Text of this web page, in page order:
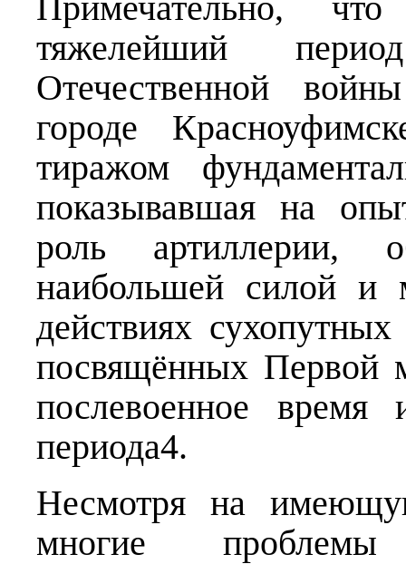
тяжелейший
Отечественной
городе
тиражом
показывавшая на
роль артиллерии,
наибольшей силой и
действиях
посвящённых Первой
послевоенное время
периода4.
Несмотря на
многие проблемы